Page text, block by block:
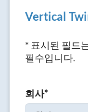
Vertical
* 표시된 필드
필수입니다.
회사*